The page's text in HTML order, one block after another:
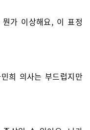
가 이상해요, 이 표정
희 의사는 부드럽지만